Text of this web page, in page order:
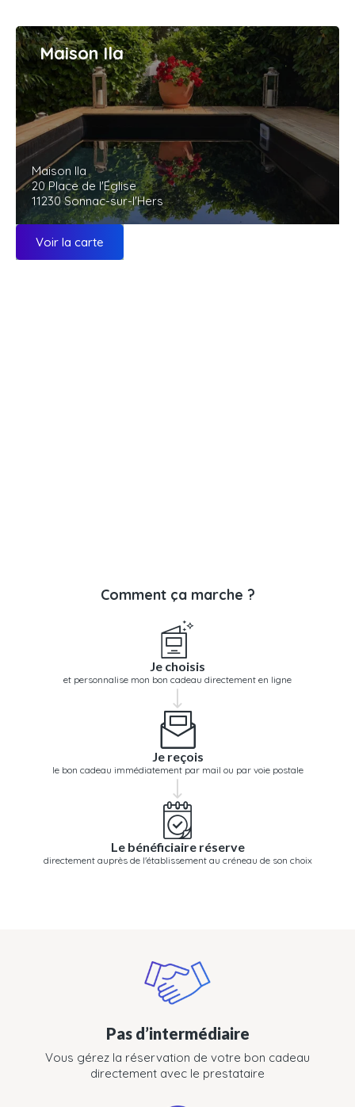
Maison Ila
Maison Ila
20 Place de l'Église
11230 Sonnac-sur-l'Hers
Voir la carte
Comment ça marche ?
Je choisis
et personnalise mon bon cadeau directement en ligne
Je reçois
le bon cadeau immédiatement par mail ou par voie postale
Le bénéficiaire réserve
directement auprès de l'établissement au créneau de son choix
Pas d’intermédiaire
Vous gérez la réservation de votre bon cadeau
directement avec le prestataire